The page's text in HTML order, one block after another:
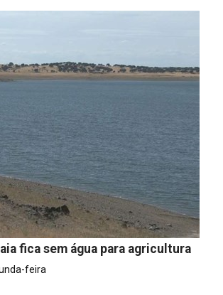
fica sem água para agricultura
feira